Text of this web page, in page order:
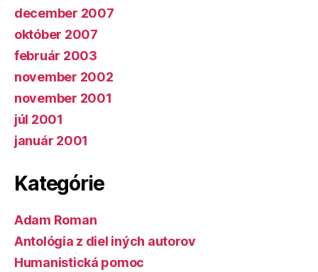
december 2007
október 2007
február 2003
november 2002
november 2001
júl 2001
január 2001
Kategórie
Adam Roman
Antológia z diel iných autorov
Humanistická pomoc